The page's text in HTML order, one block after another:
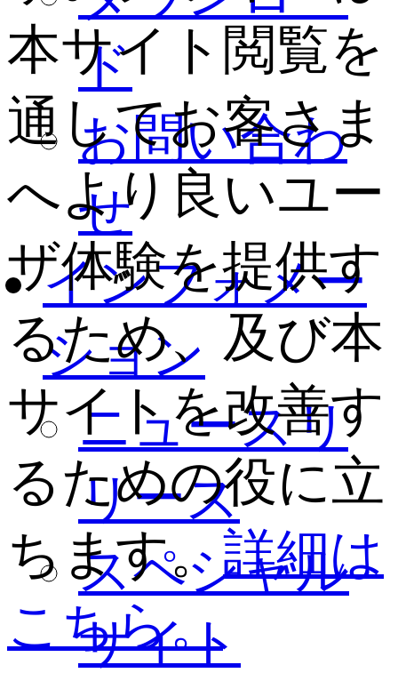
ド
お問い合わ
せ
インフォメー
ション
ニュースリ
リース
スペシャル
サイト
本サイト閲覧を
通してお客さま
へより良いユー
ザ体験を提供す
るため、及び本
サイトを改善す
るための役に立
ちます。詳細は
こちら。